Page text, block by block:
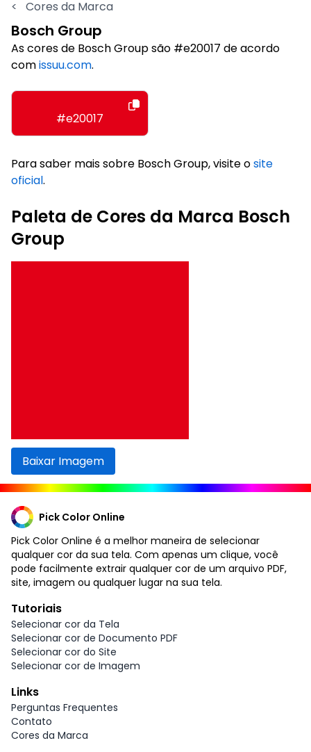
< Cores da Marca
Bosch Group
As cores de Bosch Group são #e20017 de acordo
comissuu.com.
#e20017
Para saber mais sobre Bosch Group, visite osite
oficial.
Paleta de Cores da Marca Bosch
Group
Baixar Imagem
Pick Color Online
Pick Color Online é a melhor maneira de selecionar
qualquer cor da sua tela. Com apenas um clique, você
pode facilmente extrair qualquer cor de um arquivo PDF,
site, imagem ou qualquer lugar na sua tela.
Tutoriais
Selecionar cor da Tela
Selecionar cor de Documento PDF
Selecionar cor do Site
Selecionar cor de Imagem
Links
Perguntas Frequentes
Contato
Cores da Marca